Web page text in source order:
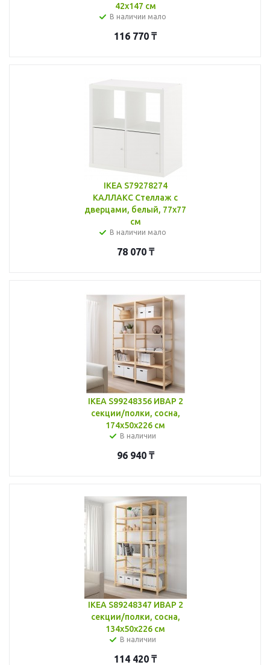
42x147 см
В наличии мало
116 770 ₸
IKEA S79278274
КАЛЛАКС Стеллаж с
дверцами, белый, 77x77
см
В наличии мало
78 070₸
IKEA S99248356 ИВАР 2
секции/полки, сосна,
174x50x226 см
В наличии
96 940₸
IKEA S89248347 ИВАР 2
секции/полки, сосна,
134x50x226 см
В наличии
114 420 ₸